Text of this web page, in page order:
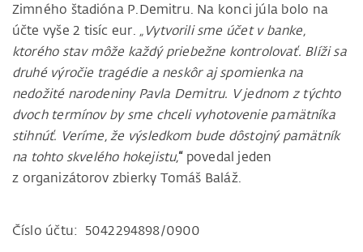
Zimného štadióna P.Demitru. Na konci júla bolo na
účte vyše 2 tisíc eur. „Vytvorili sme účet v banke,
ktorého stav môže každý priebežne kontrolovať. Blíži sa
druhé výročie tragédie a neskôr aj spomienka na
nedožité narodeniny Pavla Demitru. V jednom z týchto
dvoch termínov by sme chceli vyhotovenie pamätníka
stihnúť. Veríme, že výsledkom bude dôstojný pamätník
na tohto skvelého hokejistu,“ povedal jeden
z organizátorov zbierky Tomáš Baláž.
Číslo účtu: 5042294898/0900